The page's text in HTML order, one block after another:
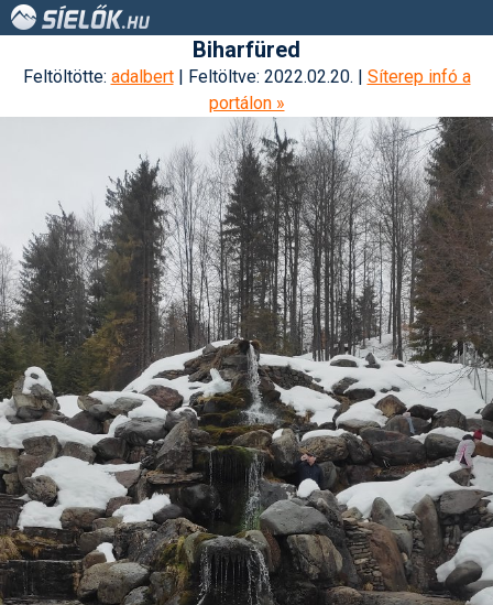
Biharfüred
Feltöltötte: adalbert| Feltöltve: 2022.02.20. | Síterep infó a
portálon »